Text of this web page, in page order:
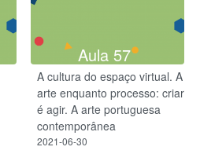
Aula 57
A cultura do espaço virtual. A
arte enquanto processo: criar
é agir. A arte portuguesa
contemporânea
2021-06-30